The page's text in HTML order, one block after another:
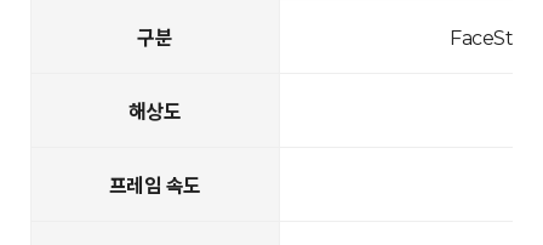
구분
해상도
프레임 속도